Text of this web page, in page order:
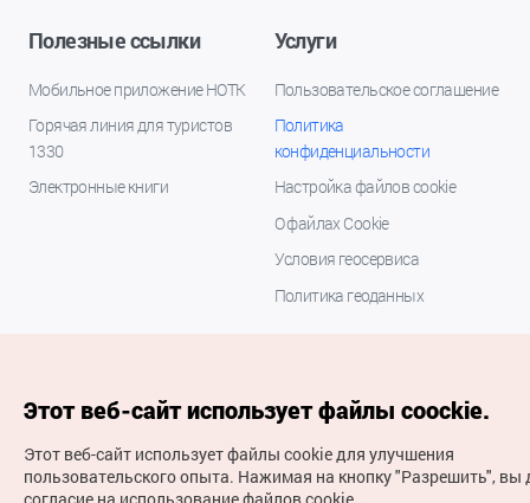
Полезные ссылки
Мобильное приложение НОТК
Горячая линия для туристов
1330
Электронные книги
Услуги
Пользовательское соглашение
Политика
конфиденциальности
Настройка файлов cookie
О файлах Cookie
Условия геосервиса
Политика геоданных
Этот веб-сайт использует файлы coockie.
Этот веб-сайт использует файлы cookie для улучшения
пользовательского опыта. Нажимая на кнопку "Разрешить", вы